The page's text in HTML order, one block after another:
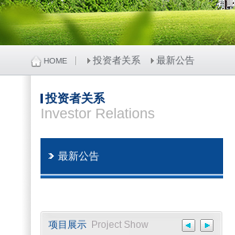
HOME 投资者关系 最新公告
投资者关系
Investor Relations
最新公告
项目展示 Project Show